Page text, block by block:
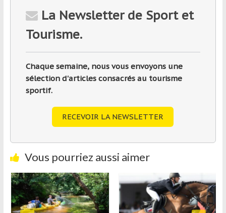
La Newsletter de Sport et
Tourisme.
Chaque semaine, nous vous envoyons une
sélection d'articles consacrés au tourisme
sportif.
RECEVOIR LA NEWSLETTER
Vous pourriez aussi aimer